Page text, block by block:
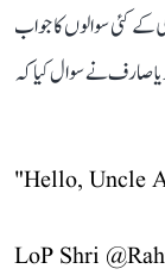
کئی سوالوں کا جواب
صارف نے سوال کیا کہ
"Hello, Uncle
LoP Shri